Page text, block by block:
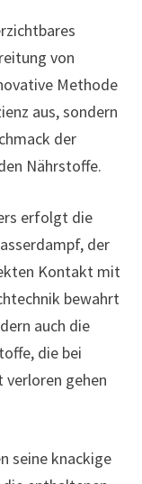
von
Methode
aus, sondern
der
Nährstoffe.
erfolgt die
der
Kontakt mit
bewahrt
auch die
die bei
gehen
seine knackige